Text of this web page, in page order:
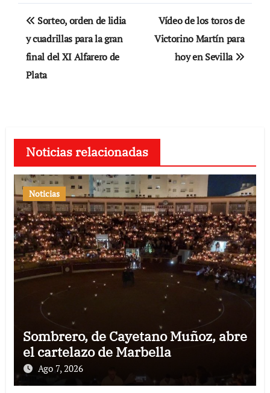
Navegación
de
entradas
Sorteo, orden de lidia
y cuadrillas para la gran
final del XI Alfarero de
Plata
Vídeo de los toros de
Victorino Martín para
hoy en Sevilla
Noticias relacionadas
Noticias
Sombrero, de Cayetano Muñoz, abre
el cartelazo de Marbella
Ago 7, 2026